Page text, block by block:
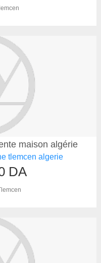
maison algérie
tlemcen algerie
DA